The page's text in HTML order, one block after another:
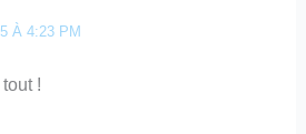
À 4:23 PM
!